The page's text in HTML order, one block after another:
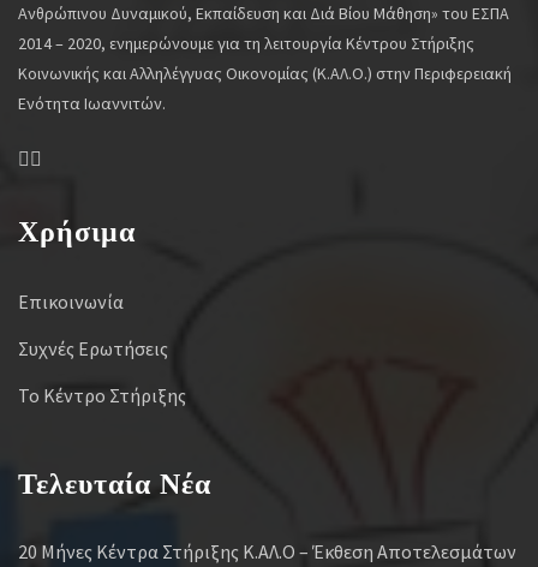
Ανθρώπινου Δυναμικού, Εκπαίδευση και Διά Βίου Μάθηση» του ΕΣΠΑ
2014 – 2020, ενημερώνουμε για τη λειτουργία Κέντρου Στήριξης
Κοινωνικής και Αλληλέγγυας Οικονομίας (Κ.ΑΛ.Ο.) στην Περιφερειακή
Ενότητα Ιωαννιτών.
Χρήσιμα
Επικοινωνία
Συχνές Ερωτήσεις
Το Κέντρο Στήριξης
Τελευταία Νέα
20 Μήνες Κέντρα Στήριξης Κ.ΑΛ.Ο – Έκθεση Αποτελεσμάτων